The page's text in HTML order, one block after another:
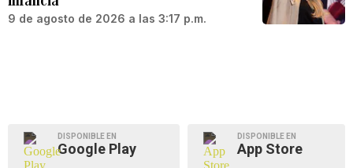
9 de agosto de 2026 a las 3:17 p.m.
DISPONIBLE EN
Google Play
DISPONIBLE EN
App Store